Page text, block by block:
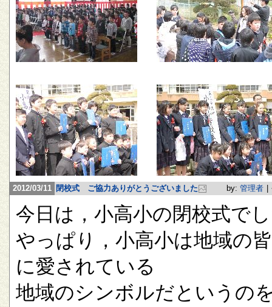
2012/03/11 閉校式 ご協力ありがとうございました by: 管理者
今日は，小高小の閉校式で
やっぱり，小高小は地域の
に愛されている
地域のシンボルだというの